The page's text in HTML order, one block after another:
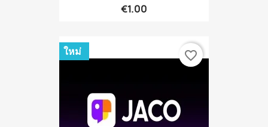
€1.00
ใหม่ favorite_border